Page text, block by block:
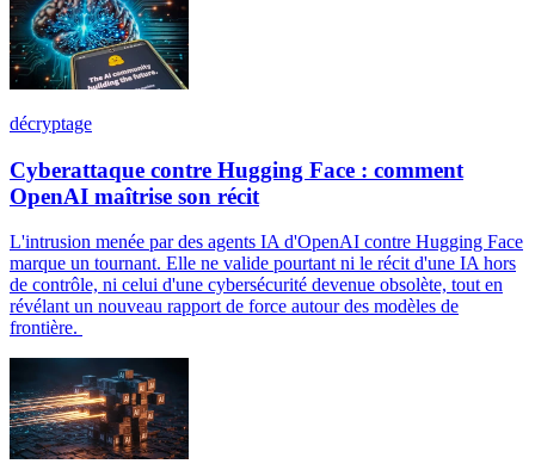
décryptage
Cyberattaque contre Hugging Face : comment
OpenAI maîtrise son récit
L'intrusion menée par des agents IA d'OpenAI contre Hugging Face
marque un tournant. Elle ne valide pourtant ni le récit d'une IA hors
de contrôle, ni celui d'une cybersécurité devenue obsolète, tout en
révélant un nouveau rapport de force autour des modèles de
frontière.